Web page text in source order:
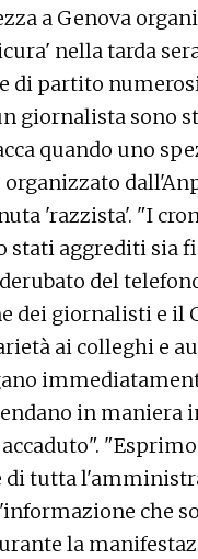
a Genova
nella tarda
di partito
giornalista sono
quando uno
'razzista'. "I
stati aggrediti sia
del
dei giornalisti e il
ai colleghi e
in maniera
di tutta
che
la